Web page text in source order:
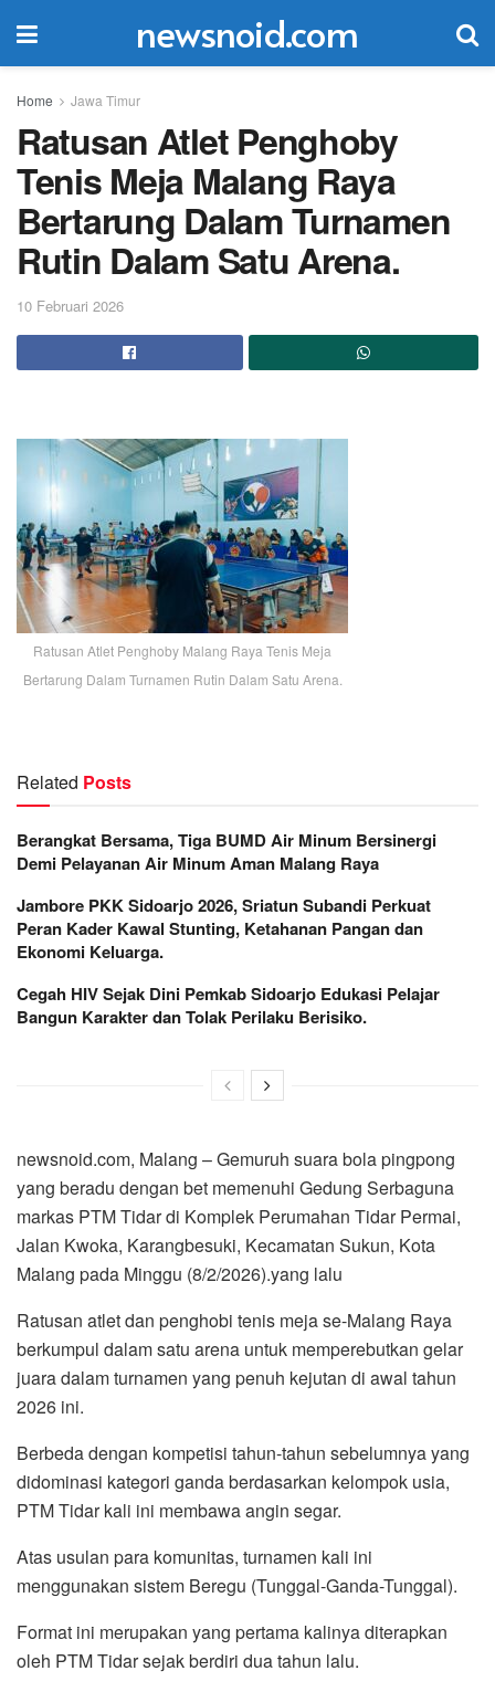
newsnoid.com
Home Jawa Timur
Ratusan Atlet Penghoby
Tenis Meja Malang Raya
Bertarung Dalam Turnamen
Rutin Dalam Satu Arena.
10 Februari 2026
Ratusan Atlet Penghoby Malang Raya Tenis Meja
Bertarung Dalam Turnamen Rutin Dalam Satu Arena.
Related Posts
Berangkat Bersama, Tiga BUMD Air Minum Bersinergi
Demi Pelayanan Air Minum Aman Malang Raya
Jambore PKK Sidoarjo 2026, Sriatun Subandi Perkuat
Peran Kader Kawal Stunting, Ketahanan Pangan dan
Ekonomi Keluarga.
Cegah HIV Sejak Dini Pemkab Sidoarjo Edukasi Pelajar
Bangun Karakter dan Tolak Perilaku Berisiko.
newsnoid.com, Malang – Gemuruh suara bola pingpong
yang beradu dengan bet memenuhi Gedung Serbaguna
markas PTM Tidar di Komplek Perumahan Tidar Permai,
Jalan Kwoka, Karangbesuki, Kecamatan Sukun, Kota
Malang pada Minggu (8/2/2026).yang lalu
Ratusan atlet dan penghobi tenis meja se-Malang Raya
berkumpul dalam satu arena untuk memperebutkan gelar
juara dalam turnamen yang penuh kejutan di awal tahun
2026 ini.
Berbeda dengan kompetisi tahun-tahun sebelumnya yang
didominasi kategori ganda berdasarkan kelompok usia,
PTM Tidar kali ini membawa angin segar.
Atas usulan para komunitas, turnamen kali ini
menggunakan sistem Beregu (Tunggal-Ganda-Tunggal).
Format ini merupakan yang pertama kalinya diterapkan
oleh PTM Tidar sejak berdiri dua tahun lalu.